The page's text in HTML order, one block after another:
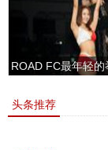
ROAD FC最年轻
头条推荐